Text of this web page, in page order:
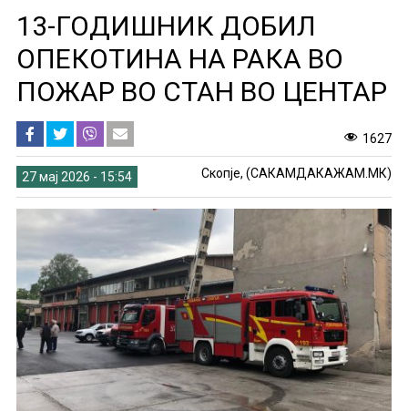
13-ГОДИШНИК ДОБИЛ
ОПЕКОТИНА НА РАКА ВО
ПОЖАР ВО СТАН ВО ЦЕНТАР
1627
27 мај 2026 - 15:54 Скопје, (САКАМДАКАЖАМ.МК)